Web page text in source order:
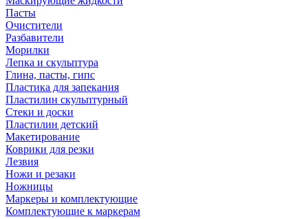
Пасты
Очистители
Разбавители
Морилки
Лепка и скульптура
Глина, пасты, гипс
Пластика для запекания
Пластилин скульптурный
Стеки и доски
Пластилин детский
Макетирование
Коврики для резки
Лезвия
Ножи и резаки
Ножницы
Маркеры и комплектующие
Комплектующие к маркерам